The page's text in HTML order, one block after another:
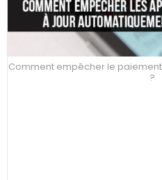
Comment empêcher le
?